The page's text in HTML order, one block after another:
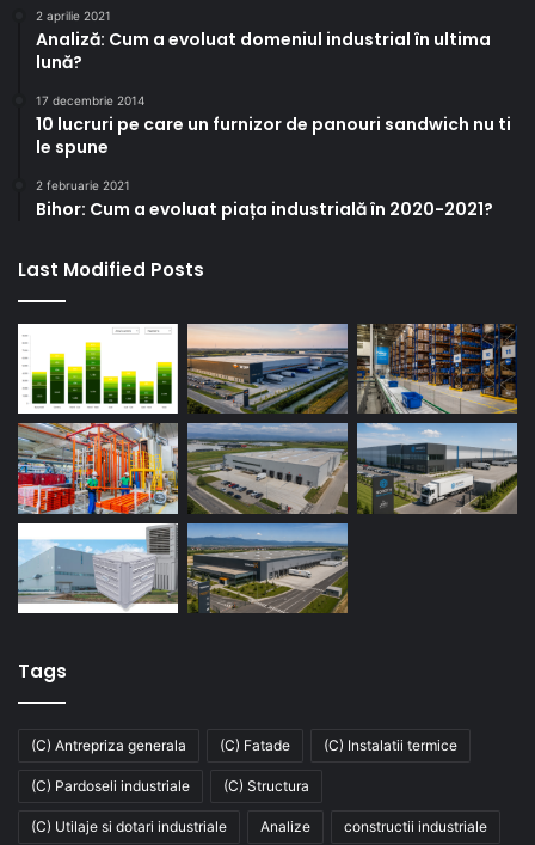
2 aprilie 2021
Analiză: Cum a evoluat domeniul industrial în ultima
lună?
17 decembrie 2014
10 lucruri pe care un furnizor de panouri sandwich nu ti
le spune
2 februarie 2021
Bihor: Cum a evoluat piața industrială în 2020-2021?
Last Modified Posts
Tags
(C) Antrepriza generala (C) Fatade (C) Instalatii termice
(C) Pardoseli industriale (C) Structura
(C) Utilaje si dotari industriale Analize constructii industriale